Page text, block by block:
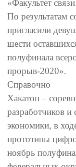
«Факультет
По результатам
пригласили
шести
полуфинала
прорыв-2020».
Справочно
Хакатон –
разработчиков
экономики, в
прототипы
ноябрь